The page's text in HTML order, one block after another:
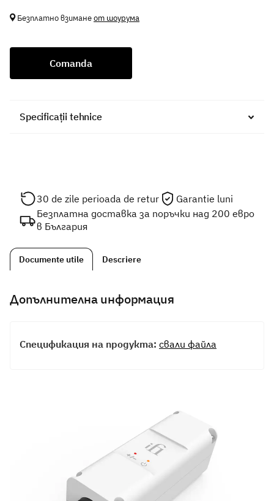
Безплатно взиманеот шоурума
Comanda
Specificații tehnice
30 de zile perioada de retur
Garantie luni
Безплатна доставка за поръчки над 200 евро
в България
Documente utile Descriere
Допълнителна информация
Спецификация на продукта: свали файла